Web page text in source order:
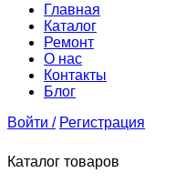
Главная
Каталог
Ремонт
О нас
Контакты
Блог
Войти / Регистрация
Каталог товаров